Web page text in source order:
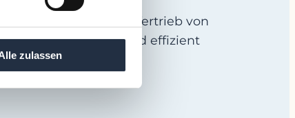
zulassen
und den Vertrieb von
speichern und effizient